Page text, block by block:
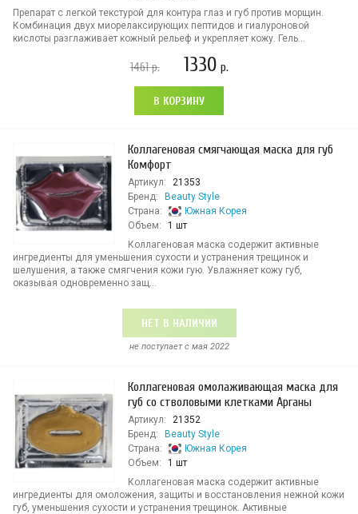
Препарат с легкой текстурой для контура глаз и губ против морщин.
Комбинация двух миорелаксирующих пептидов и гиалуроновой
кислоты разглаживает кожный рельеф и укрепляет кожу. Гель...
1461р. 1330 р.
В КОРЗИНУ
Коллагеновая смягчающая маска для губ
Комфорт
Артикул:
21353
Бренд:
Beauty Style
Страна:
Южная Корея
Объем:
1 шт
Коллагеновая маска содержит активные
ингредиенты для уменьшения сухости и устранения трещинок и
шелушения, а также смягчения кожи гую. Увлажняет кожу губ,
оказывая одновременно защ...
НЕТ В НАЛИЧИИ
не поступает c мая 2022
Коллагеновая омолаживающая маска для
губ со стволовыми клетками Арганы
Артикул:
21352
Бренд:
Beauty Style
Страна:
Южная Корея
Объем:
1 шт
Коллагеновая маска содержит активные
ингредиенты для омоложения, защиты и восстановления нежной кожи
губ, уменьшения сухости и устранения трещинок. Активные